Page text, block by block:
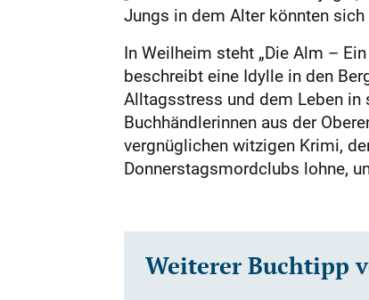
Jungs in dem Alter könnten sich
In Weilheim steht „Die Alm –
beschreibt eine Idylle in den
Alltagsstress und dem Leben in
Buchhändlerinnen aus der
vergnüglichen witzigen Krimi,
Donnerstagsmordclubs lohne,
Weiterer Buchtipp